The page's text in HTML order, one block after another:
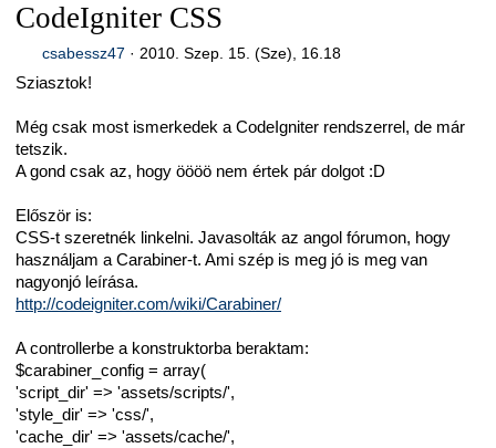
CodeIgniter CSS
csabessz47 · 2010. Szep. 15. (Sze), 16.18
Sziasztok!
Még csak most ismerkedek a CodeIgniter rendszerrel, de már
tetszik.
A gond csak az, hogy öööö nem értek pár dolgot :D
Először is:
CSS-t szeretnék linkelni. Javasolták az angol fórumon, hogy
használjam a Carabiner-t. Ami szép is meg jó is meg van
nagyonjó leírása.
http://codeigniter.com/wiki/Carabiner/
A controllerbe a konstruktorba beraktam:
$carabiner_config = array(
'script_dir' => 'assets/scripts/',
'style_dir' => 'css/',
'cache_dir' => 'assets/cache/',